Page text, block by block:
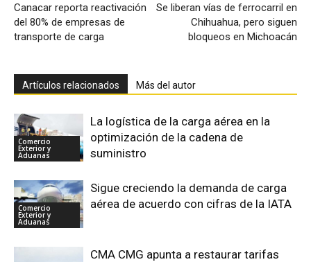
Canacar reporta reactivación
del 80% de empresas de
transporte de carga
Se liberan vías de ferrocarril en
Chihuahua, pero siguen
bloqueos en Michoacán
Artículos relacionados Más del autor
Comercio
Exterior y
Aduanas
La logística de la carga aérea en la
optimización de la cadena de
suministro
Comercio
Exterior y
Aduanas
Sigue creciendo la demanda de carga
aérea de acuerdo con cifras de la IATA
CMA CMG apunta a restaurar tarifas